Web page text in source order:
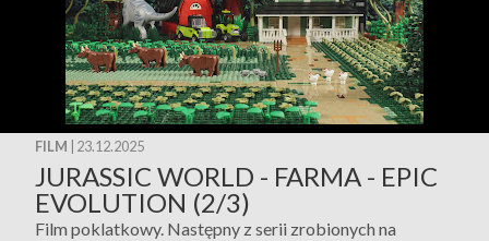
FILM | 23.12.2025
JURASSIC WORLD - FARMA - EPIC
EVOLUTION (2/3)
Film poklatkowy. Następny z serii zrobionych na